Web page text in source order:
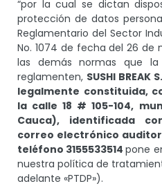
“por la cual se dictan
protección de datos
Reglamentario del Sector
No. 1074 de fecha del 26 de
las demás normas que
reglamenten, SUSHI BREAK
legalmente constituida,
la calle 18 # 105-104,
Cauca), identificada
correo electrónico
teléfono 3155533514pone
nuestra política de
adelante «PTDP»).